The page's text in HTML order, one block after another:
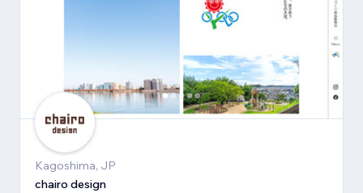
Kagoshima, JP
chairo design